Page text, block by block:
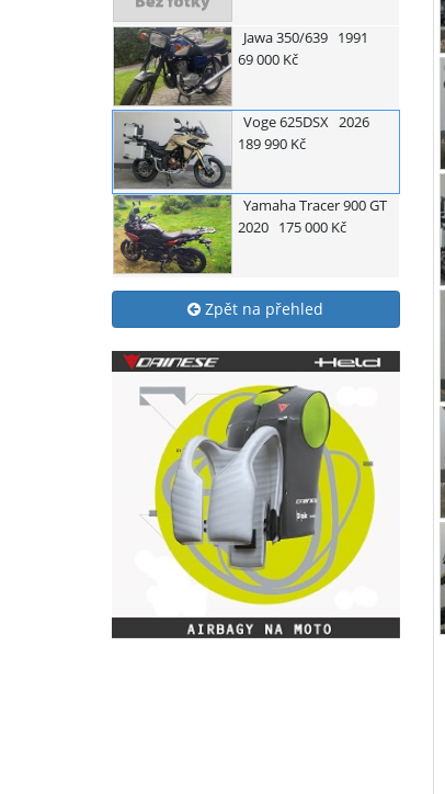
Jawa350/639 1991
69 000 Kč
Voge625DSX 2026
189 990 Kč
YamahaTracer 900 GT
2020 175 000 Kč
Zpět na přehled